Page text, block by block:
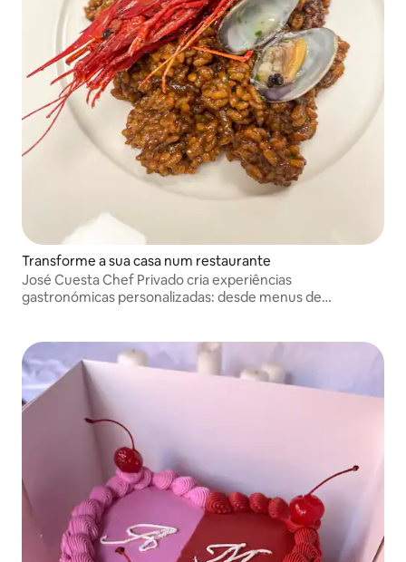
Transforme a sua casa num restaurante
José Cuesta Chef Privado cria experiências
gastronómicas personalizadas: desde menus de
evento.